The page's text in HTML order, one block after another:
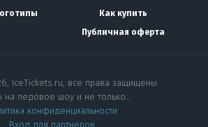
Как купить
Публичная оферта
IceTickets.ru, все права защищены
на ледовое шоу и не только…
конфиденциальности
Вход для партнеров